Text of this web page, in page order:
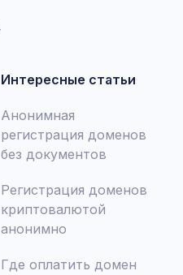
Интересные статьи
Анонимная
регистрация доменов
без документов
Регистрация доменов
криптовалютой
анонимно
Где оплатить домен